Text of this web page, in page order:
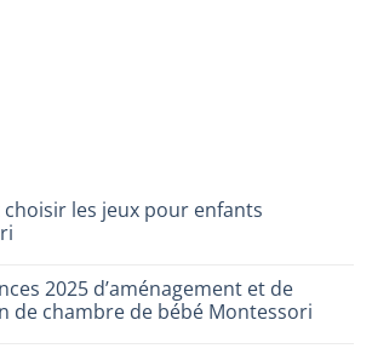
les jeux pour enfants
2025 d’aménagement et de
de chambre de bébé Montessori